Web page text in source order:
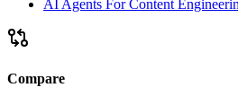
AI Agents For Content
Compare